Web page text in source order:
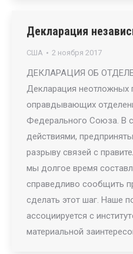
Декларация
США 2 ноября 2017
ДЕКЛАРАЦИЯ ОБ
Декларация
оправдывающих
Федерального Союза. В
действиями,
разрыву связей с
мы долгое время
справедливо сообщить
сделать этот шаг. Наше
ассоциируется с
материальной